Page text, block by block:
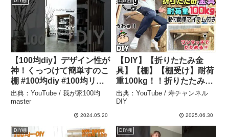
【100均diy】デザイン性が
神！くっつけて簡単すのこ
棚 #100均diy #100均リメ
イク – 我が家100均master
出典：YouTube / 我が家100均
master
2024.05.20
【DIY】【折りたたみ金
具】【棚】【棚受け】耐荷
重100kg！！折りたたみ金
具のご紹介です！！85kg
の僕が乗れました！！取付
簡単なアイテム付きで便利
り添った商品です！#diy –
出典：YouTube / 寿チャンネル
DIY
2025.06.30
DIY棚 DIY棚